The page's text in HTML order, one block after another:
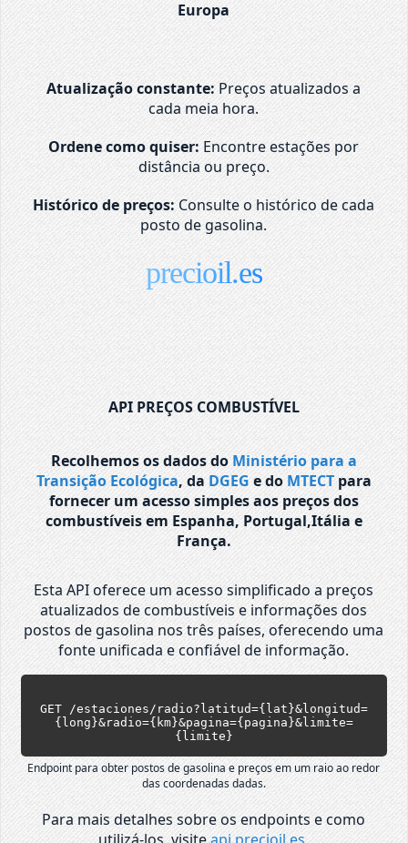
Europa
Atualização constante: Preços atualizados a
cada meia hora.
Ordene como quiser: Encontre estações por
distância ou preço.
Histórico de preços: Consulte o histórico de cada
posto de gasolina.
precioil.es
API PREÇOS COMBUSTÍVEL
Recolhemos os dados do Ministério para a
Transição Ecológica, da DGEG e do MTECTpara
fornecer um acesso simples aos preços dos
combustíveis em Espanha, Portugal,Itália e
França.
Esta API oferece um acesso simplificado a preços
atualizados de combustíveis e informações dos
postos de gasolina nos três países, oferecendo uma
fonte unificada e confiável de informação.
GET /estaciones/radio?latitud={lat}&longitud=
{long}&radio={km}&pagina={pagina}&limite=
{limite}
Endpoint para obter postos de gasolina e preços em um raio ao redor
das coordenadas dadas.
Para mais detalhes sobre os endpoints e como